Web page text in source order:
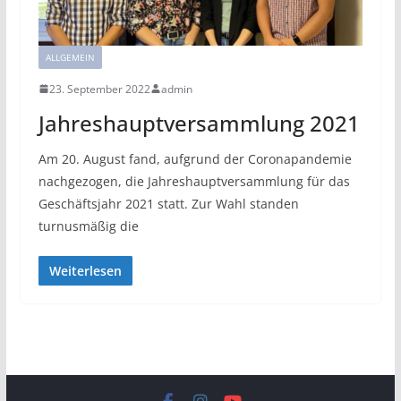
ALLGEMEIN
23. September 2022 admin
Jahreshauptversammlung 2021
Am 20. August fand, aufgrund der Coronapandemie
nachgezogen, die Jahreshauptversammlung für das
Geschäftsjahr 2021 statt. Zur Wahl standen
turnusmäßig die
Weiterlesen